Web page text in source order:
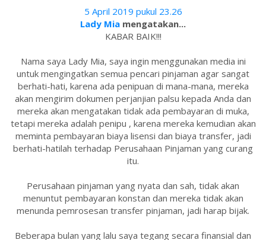
5 April 2019 pukul 23.26
Lady Mia mengatakan...
KABAR BAIK!!!
Nama saya Lady Mia, saya ingin menggunakan media ini
untuk mengingatkan semua pencari pinjaman agar sangat
berhati-hati, karena ada penipuan di mana-mana, mereka
akan mengirim dokumen perjanjian palsu kepada Anda dan
mereka akan mengatakan tidak ada pembayaran di muka,
tetapi mereka adalah penipu , karena mereka kemudian akan
meminta pembayaran biaya lisensi dan biaya transfer, jadi
berhati-hatilah terhadap Perusahaan Pinjaman yang curang
itu.
Perusahaan pinjaman yang nyata dan sah, tidak akan
menuntut pembayaran konstan dan mereka tidak akan
menunda pemrosesan transfer pinjaman, jadi harap bijak.
Beberapa bulan yang lalu saya tegang secara finansial dan